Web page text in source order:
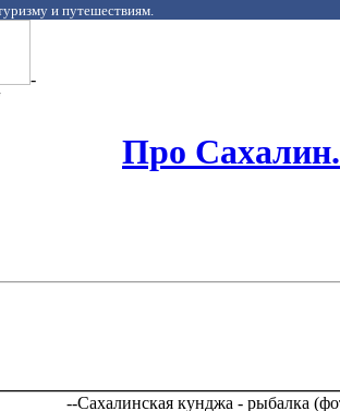
и путешествиям.
-
Про Сахалин.